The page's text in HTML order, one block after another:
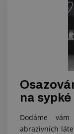
na
Dodáme
abrazivních